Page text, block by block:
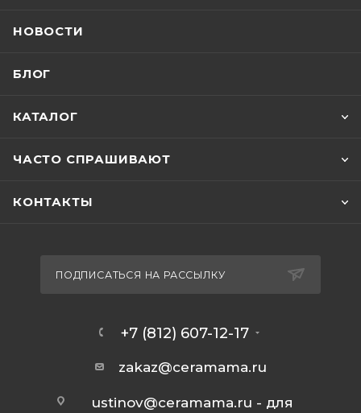
НОВОСТИ
БЛОГ
КАТАЛОГ
ЧАСТО СПРАШИВАЮТ
КОНТАКТЫ
ПОДПИСАТЬСЯ НА РАССЫЛКУ
+7 (812) 607-12-17
zakaz@ceramama.ru
ustinov@ceramama.ru - для